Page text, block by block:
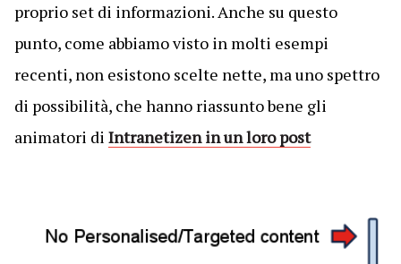
proprio set di informazioni. Anche su questo
punto, come abbiamo visto in molti esempi
recenti, non esistono scelte nette, ma uno spettro
di possibilità, che hanno riassunto bene gli
animatori di Intranetizen in un loro post